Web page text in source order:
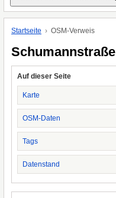
Startseite OSM-Verweis
Schumannstraße
Auf dieser Seite
Karte
OSM-Daten
Tags
Datenstand